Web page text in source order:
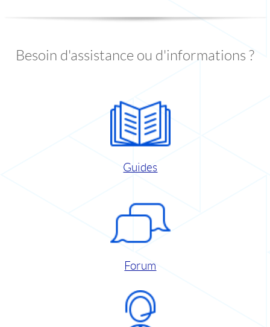
Besoin d'assistance ou d'informations ?
Guides
Forum